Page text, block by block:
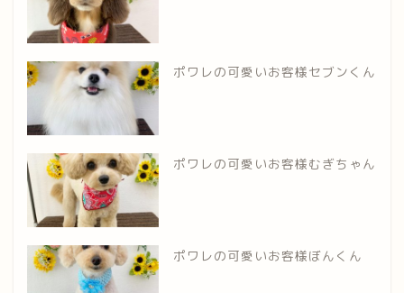
ポワレの可愛いお客様セブンくん
ポワレの可愛いお客様むぎちゃん
ポワレの可愛いお客様ぼんくん